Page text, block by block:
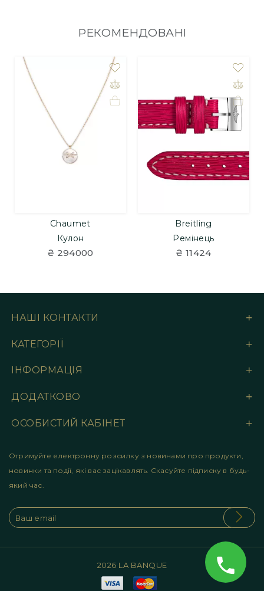
РЕКОМЕНДОВАНІ
Chaumet
Кулон
₴ 294000
Breitling
Ремінець
₴ 11424
НАШІ КОНТАКТИ
КАТЕГОРІЇ
ІНФОРМАЦІЯ
ДОДАТКОВО
ОСОБИСТИЙ КАБІНЕТ
Отримуйте електронну розсилку з новинами про продукти,
новинки та події, які вас зацікавлять. Скасуйте підписку в будь-
який час.
2026 LA BANQUE